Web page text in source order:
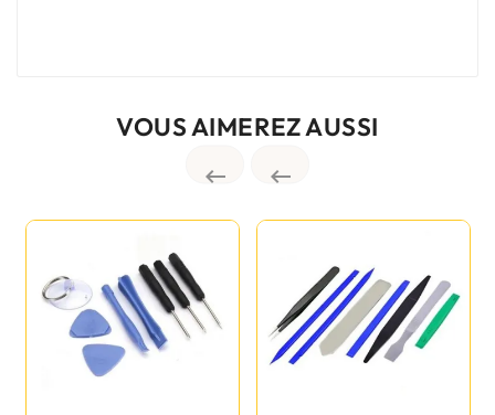
VOUS AIMEREZ AUSSI
 